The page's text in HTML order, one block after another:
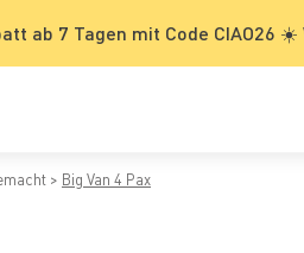
ab 7 Tagen mit Code CIAO26
Big Van 4 Pax